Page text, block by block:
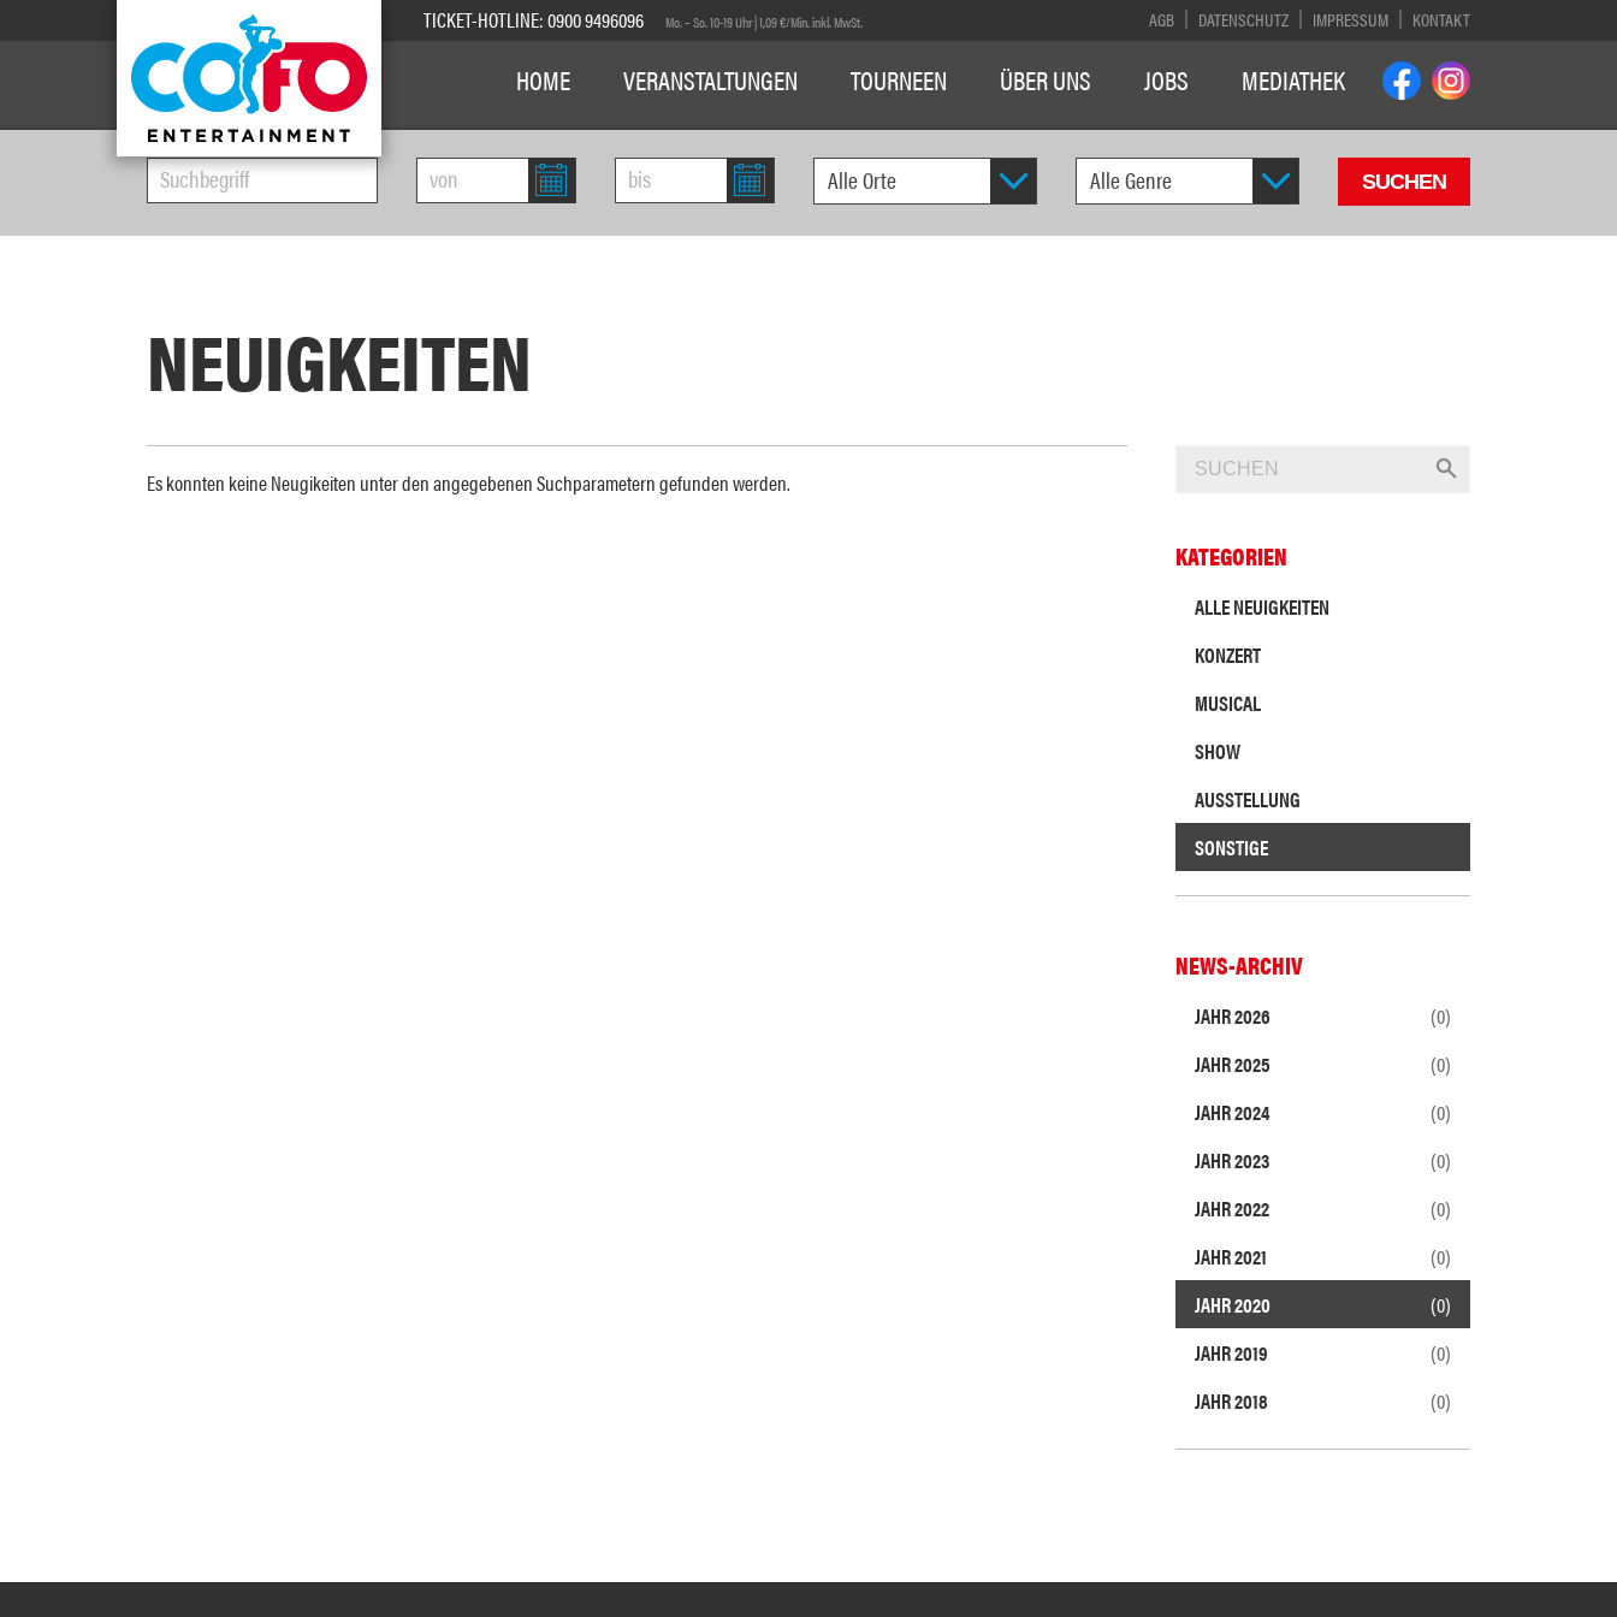
TICKET-HOTLINE:0900 9496096 Mo. – So. 10-19 Uhr | 1,09 €/Min. inkl. MwSt. AGB DATENSCHUTZ IMPRESSUM KONTAKT
HOME VERANSTALTUNGEN TOURNEEN ÜBER UNS JOBS MEDIATHEK
NEUIGKEITEN
Es konnten keine Neugikeiten unter den angegebenen Suchparametern gefunden werden.
KATEGORIEN
ALLE NEUIGKEITEN
KONZERT
MUSICAL
SHOW
AUSSTELLUNG
SONSTIGE
NEWS-ARCHIV
JAHR 2026
(0)
JAHR 2025
(0)
JAHR 2024
(0)
JAHR 2023
(0)
JAHR 2022
(0)
JAHR 2021
(0)
JAHR 2020
(0)
JAHR 2019
(0)
JAHR 2018
(0)